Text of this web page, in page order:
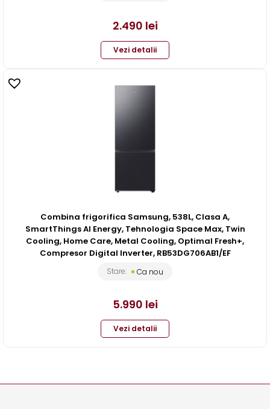
2.490 lei
Vezi detalii
Combina frigorifica Samsung, 538L, Clasa A,
SmartThings AI Energy, Tehnologia Space Max, Twin
Cooling, Home Care, Metal Cooling, Optimal Fresh+,
Compresor Digital Inverter, RB53DG706AB1/EF
Stare: Ca nou
5.990 lei
Vezi detalii